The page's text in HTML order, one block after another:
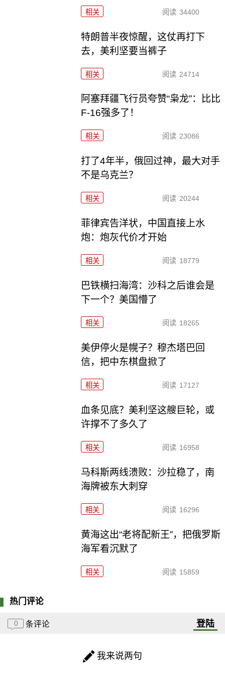
相关 阅读 34400
特朗普半夜惊醒，这仗再打下
去，美利坚要当裤子
相关 阅读 24714
阿塞拜疆飞行员夸赞“枭龙”：比比
F-16强多了！
相关 阅读 23086
打了4年半，俄回过神，最大对手
不是乌克兰？
相关 阅读 20244
菲律宾告洋状，中国直接上水
炮：炮灰代价才开始
相关 阅读 18779
巴铁横扫海湾：沙科之后谁会是
下一个？美国懵了
相关 阅读 18265
美伊停火是幌子？穆杰塔巴回
信，把中东棋盘掀了
相关 阅读 17127
血条见底？美利坚这艘巨轮，或
许撑不了多久了
相关 阅读 16958
马科斯两线溃败：沙拉稳了，南
海牌被东大刺穿
相关 阅读 16296
黄海这出“老将配新王”，把俄罗斯
海军看沉默了
相关 阅读 15859
热门评论
0 条评论 登陆
我来说两句